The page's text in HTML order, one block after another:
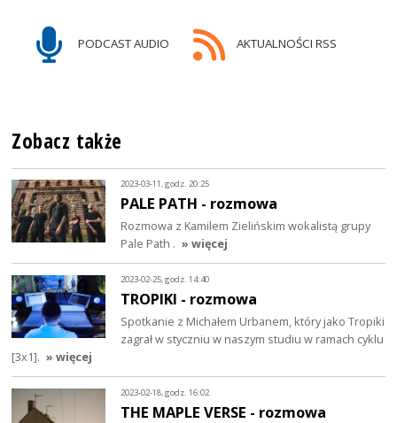
PODCAST AUDIO AKTUALNOŚCI RSS
Zobacz także
2023-03-11, godz. 20:25
PALE PATH - rozmowa
Rozmowa z Kamilem Zielińskim wokalistą grupy
Pale Path . » więcej
2023-02-25, godz. 14:40
TROPIKI - rozmowa
Spotkanie z Michałem Urbanem, który jako Tropiki
zagrał w styczniu w naszym studiu w ramach cyklu
[3x1]. » więcej
2023-02-18, godz. 16:02
THE MAPLE VERSE - rozmowa